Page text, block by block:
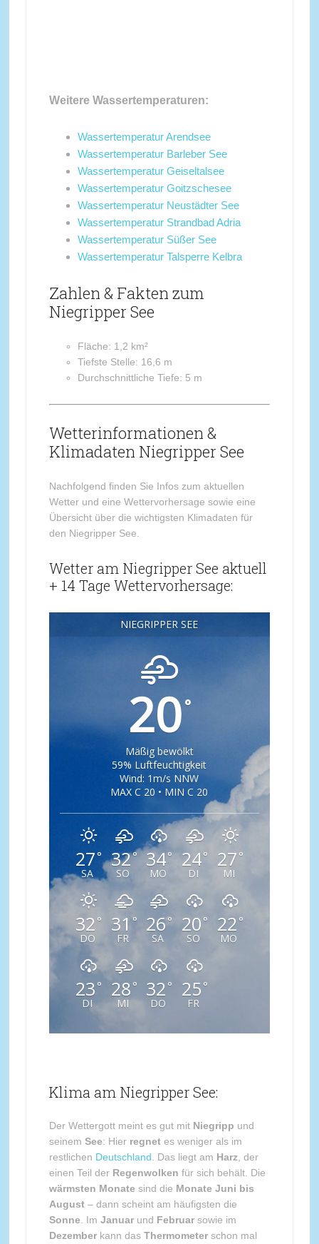
Weitere Wassertemperaturen:
Wassertemperatur Arendsee
Wassertemperatur Barleber See
Wassertemperatur Geiseltalsee
Wassertemperatur Goitzschesee
Wassertemperatur Neustädter See
Wassertemperatur Strandbad Adria
Wassertemperatur Süßer See
Wassertemperatur Talsperre Kelbra
Zahlen & Fakten zum
Niegripper See
Fläche: 1,2 km²
Tiefste Stelle: 16,6 m
Durchschnittliche Tiefe: 5 m
Wetterinformationen &
Klimadaten Niegripper See
Nachfolgend finden Sie Infos zum aktuellen
Wetter und eine Wettervorhersage sowie eine
Übersicht über die wichtigsten Klimadaten für
den Niegripper See.
Wetter am Niegripper See aktuell
+ 14 Tage Wettervorhersage:
NIEGRIPPER SEE
20°
Mäßig bewölkt
59% Luftfeuchtigkeit
Wind: 1m/s NNW
MAX C 20 • MIN C 20
27°
SA
32°
SO
34°
MO
24°
DI
27 °
MI
32 °
DO
31 °
FR
26°
SA
20 °
SO
22 °
MO
23°
DI
28 °
MI
32 °
DO
25 °
FR
Klima am Niegripper See:
Der Wettergott meint es gut mit Niegripp und
seinem See: Hier regnetes weniger als im
restlichen Deutschland . Das liegt am Harz , der
einen Teil der Regenwolken für sich behält. Die
wärmsten Monate sind die Monate Juni bis
August– dann scheint am häufigsten die
Sonne . Im Januarund Februarsowie im
Dezemberkann das Thermometerschon mal